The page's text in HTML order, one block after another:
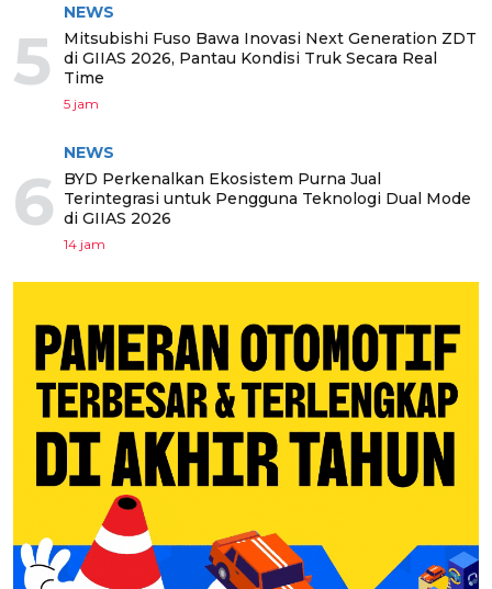
5
NEWS
Mitsubishi Fuso Bawa Inovasi Next Generation ZDT
di GIIAS 2026, Pantau Kondisi Truk Secara Real
Time
5 jam
6
NEWS
BYD Perkenalkan Ekosistem Purna Jual
Terintegrasi untuk Pengguna Teknologi Dual Mode
di GIIAS 2026
14 jam